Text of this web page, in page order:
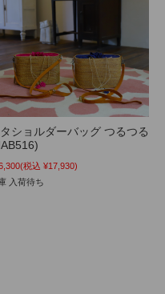
ショルダーバッグ つるつる
(税込 ¥17,930)
入荷待ち